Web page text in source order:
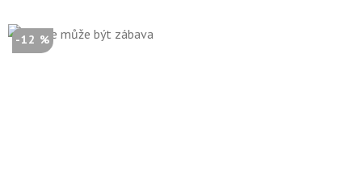
-12 %